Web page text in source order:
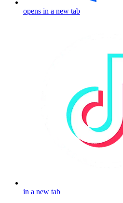
opens in a new tab
in a new tab